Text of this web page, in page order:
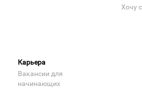
Хочу
Карьера
Вакансии для
начинающих